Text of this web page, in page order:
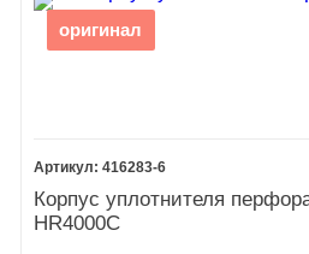
оригинал
416283-6
Корпус уплотнителя
HR4000C